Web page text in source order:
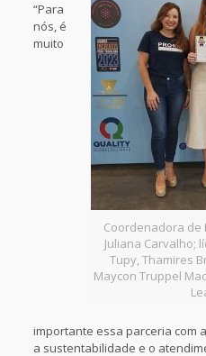
Coordenadora de
Juliana Carvalho;
Tupy, Thamires
Maycon Truppel
“Para
nós, é
muito
importante essa parceria com
a sustentabilidade e o